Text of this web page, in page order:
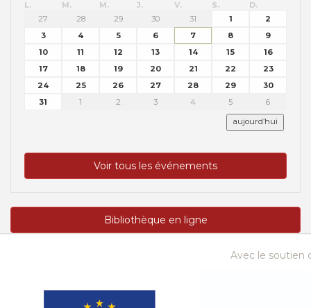
L. M. M. J. V. S.
D.
27
28 29 30 31 1
2
3
4 5 6 7 8
9
10
11 12 13 14 15
16
17
18 19 20 21 22
23
24
25 26 27 28 29
30
31
1 2 3 4 5 6
aujourd’hui
Voir tous les événements
Bibliothèque en ligne
Avec le soutien